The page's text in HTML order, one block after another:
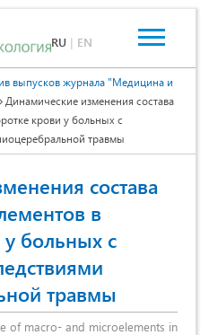
RU | EN
выпусков журнала "Медицина и
Динамические изменения состава
крови у больных с
травмы
состава
в
больных с
травмы
of macro- and microelements in